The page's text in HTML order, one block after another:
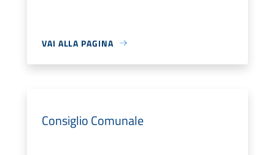
VAI ALLA PAGINA
Consiglio Comunale